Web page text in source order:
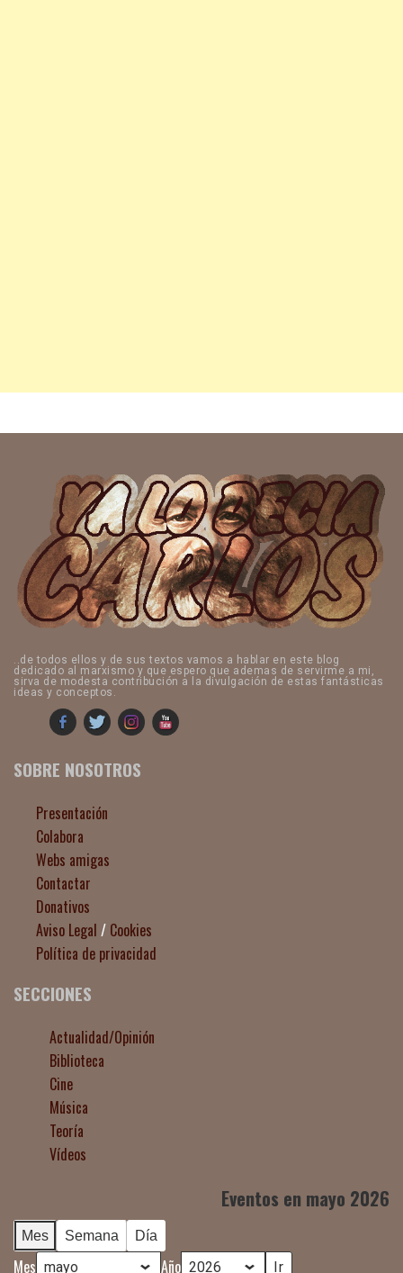
..de todos ellos y de sus textos vamos a hablar en este blog
dedicado al marxismo y que espero que ademas de servirme a mi,
sirva de modesta contribución a la divulgación de estas fantásticas
ideas y conceptos.
SOBRE NOSOTROS
Presentación
Colabora
Webs amigas
Contactar
Donativos
Aviso Legal / Cookies
Política de privacidad
SECCIONES
Actualidad/Opinión
Biblioteca
Cine
Música
Teoría
Vídeos
Eventos en mayo 2026
Mes Semana Día
Mes Año